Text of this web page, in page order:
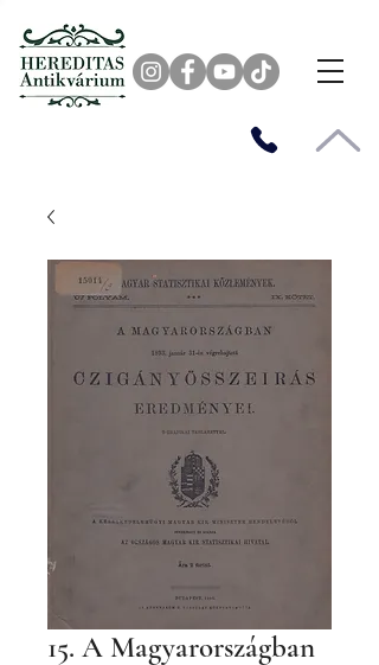
15. A Magyarországban